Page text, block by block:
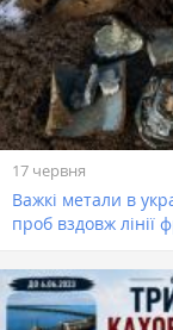
17 червня
Важкі метали в
проб вздовж лінії